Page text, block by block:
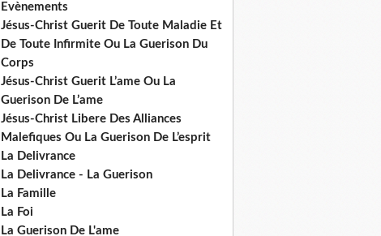
Evènements
Jésus-Christ Guerit De Toute Maladie Et
De Toute Infirmite Ou La Guerison Du
Corps
Jésus-Christ Guerit L’ame Ou La
Guerison De L’ame
Jésus-Christ Libere Des Alliances
Malefiques Ou La Guerison De L’esprit
La Delivrance
La Delivrance - La Guerison
La Famille
La Foi
La Guerison De L'ame